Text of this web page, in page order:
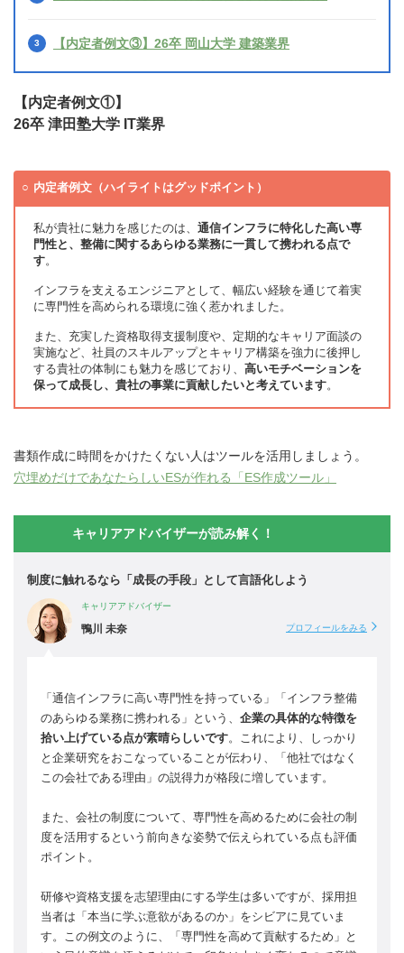
【内定者例文③】26卒 岡山大学 建築業界
【内定者例文①】
26卒 津田塾大学 IT業界
内定者例文（ハイライトはグッドポイント）
私が貴社に魅力を感じたのは、 通信インフラに特化した高い専
門性と、整備に関するあらゆる業務に一貫して携われる点で
す。
インフラを支えるエンジニアとして、幅広い経験を通じて着実
に専門性を高められる環境に強く惹かれました。
また、充実した資格取得支援制度や、定期的なキャリア面談の
実施など、社員のスキルアップとキャリア構築を強力に後押し
する貴社の体制にも魅力を感じており、 高いモチベーションを
保って成長し、貴社の事業に貢献したいと考えています。
書類作成に時間をかけたくない人はツールを活用しましょう。
穴埋めだけであなたらしいESが作れる「ES作成ツール」
キャリアアドバイザーが読み解く！
制度に触れるなら「成長の手段」として言語化しよう
キャリアアドバイザー
鴨川 未奈 プロフィールをみる
「通信インフラに高い専門性を持っている」「インフラ整備
のあらゆる業務に携われる」という、 企業の具体的な特徴を
拾い上げている点が素晴らしいです。これにより、しっかり
と企業研究をおこなっていることが伝わり、「他社ではなく
この会社である理由」の説得力が格段に増しています。
また、会社の制度について、専門性を高めるために会社の制
度を活用するという前向きな姿勢で伝えられている点も評価
ポイント。
研修や資格支援を志望理由にする学生は多いですが、採用担
当者は「本当に学ぶ意欲があるのか」をシビアに見ていま
す。この例文のように、「専門性を高めて貢献するため」と